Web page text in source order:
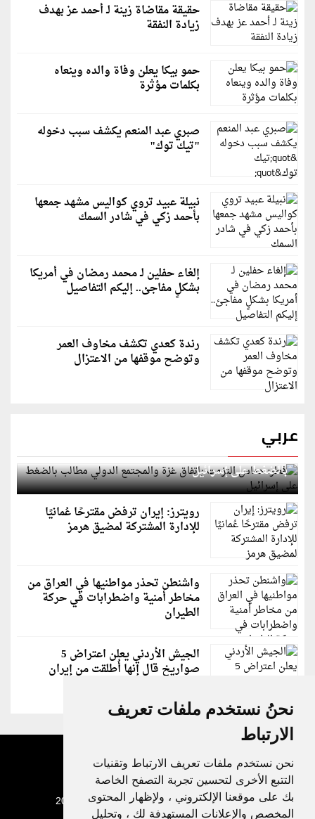
نحنُ نستخدم ملفات تعريف
الارتباط
نحن نستخدم ملفات تعريف الارتباط وتقنيات
التتبع الأخرى لتحسين تجربة التصفح الخاصة
بك على موقعنا الإلكتروني ، ولإظهار المحتوى
المخصص والإعلانات المستهدفة لك ، وتحليل
حقيقة مقاضاة زينة لـ أحمد عز بهدف
زيادة النفقة
حمو بيكا يعلن وفاة والده وينعاه
بكلمات مؤثرة
صبري عبد المنعم يكشف سبب دخوله
"تيك توك"
نبيلة عبيد تروي كواليس مشهد جمعها
بأحمد زكي في شادر السمك
إلغاء حفلين لـ محمد رمضان في أمريكا
بشكلٍ مفاجئ.. إليكم التفاصيل
رندة كعدي تكشف مخاوف العمر
وتوضح موقفها من الاعتزال
عربي
قطر: حماس التزمت باتفاق غزة والمجتمع الدولي مطالب
بالضغط على إسرائيل
رويترز: إيران ترفض مقترحًا عُمانيًا
للإدارة المشتركة لمضيق هرمز
واشنطن تحذر مواطنيها في العراق من
مخاطر أمنية واضطرابات في حركة
الطيران
الجيش الأردني يعلن اعتراض 5
صواريخ قال إنها أُطلقت من إيران
جميع الحقوق محفوظة لدنيا الوطن © 2003 - 2022